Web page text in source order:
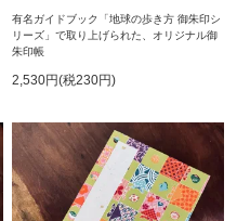
有名ガイドブック「地球の歩き方 御朱印シ
リーズ」で取り上げられた、オリジナル御
朱印帳
2,530円(税230円)